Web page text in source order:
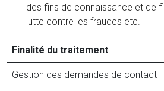
des fins de connaissance et de
lutte contre les fraudes etc.
Finalité du traitement
Gestion des demandes de contact